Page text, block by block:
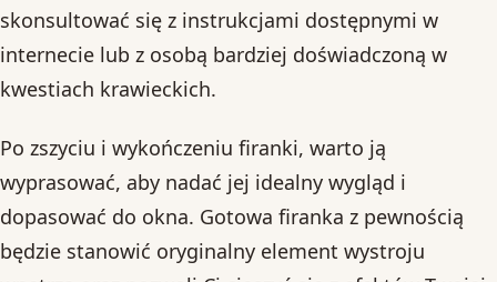
skonsultować się z instrukcjami dostępnymi w
internecie lub z osobą bardziej doświadczoną w
kwestiach krawieckich.
Po zszyciu i wykończeniu firanki, warto ją
wyprasować, aby nadać jej idealny wygląd i
dopasować do okna. Gotowa firanka z pewnością
będzie stanowić oryginalny element wystroju